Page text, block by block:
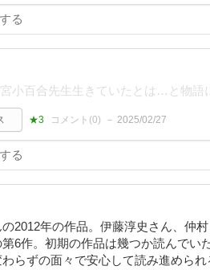
小百合先生生きていたとは…と物語
★3 コメント(0) 2025/02/27
2012年の作品。伊藤淳史さん、仲
6作。初期の作品は幾つか読んでい
わらずの面々で安心して読み進めら